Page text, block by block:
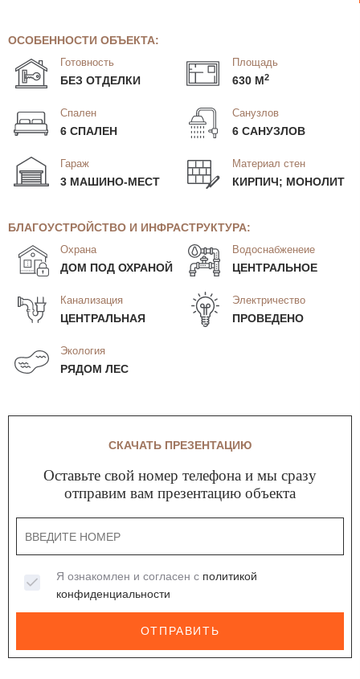
ОСОБЕННОСТИ ОБЪЕКТА:
Готовность
БЕЗ ОТДЕЛКИ
Площадь
630 М2
Спален
6 СПАЛЕН
Санузлов
6 САНУЗЛОВ
Гараж
3 МАШИНО-МЕСТ
Материал стен
КИРПИЧ; МОНОЛИТ
БЛАГОУСТРОЙСТВО И ИНФРАСТРУКТУРА:
Охрана
ДОМ ПОД ОХРАНОЙ
Водоснабженеие
ЦЕНТРАЛЬНОЕ
Канализация
ЦЕНТРАЛЬНАЯ
Электричество
ПРОВЕДЕНО
Экология
РЯДОМ ЛЕС
СКАЧАТЬ ПРЕЗЕНТАЦИЮ
Оставьте свой номер телефона и мы сразу
отправим вам презентацию объекта
Я ознакомлен и согласен с политикой
конфиденциальности
ОТПРАВИТЬ